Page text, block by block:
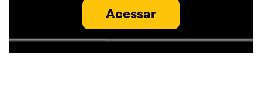
Acessar